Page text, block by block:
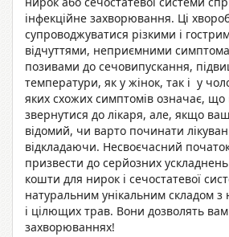
інфекційне захворювання. Ці
супроводжуватися різкими і
відчуттями, неприємними
позивами до сечовипускання,
температури, як у жінок, так і у
яких схожих симптомів означає, що
звернутися до лікаря, але, якщо
відомий, чи варто починати
відкладаючи. Несвоєчасний
призвести до серйозних ускладнень
кошти для нирок і сечостатевої
натуральним унікальним складом з
і цілющих трав. Вони дозволять
захворюваннях!